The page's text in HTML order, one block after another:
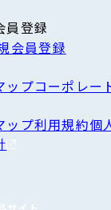
員登録
会員登録
ップコーポレー
ップ利用規約個